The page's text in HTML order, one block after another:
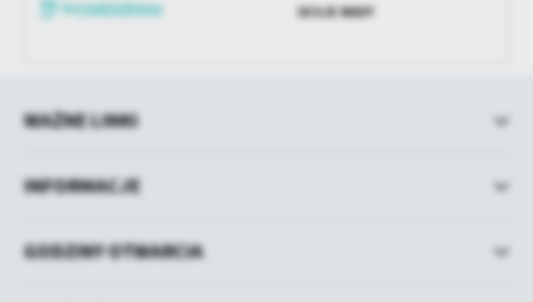
SESJE RADY
WAŻNE LINKI
INFORMACJE
GODZINY OTWARCIA